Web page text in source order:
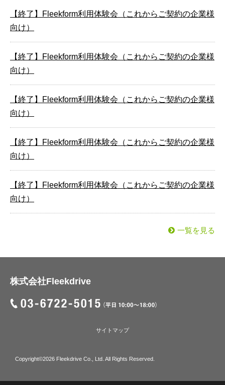
【終了】Fleekform利用体験会（これからご契約の企業様
向け）
【終了】Fleekform利用体験会（これからご契約の企業様
向け）
【終了】Fleekform利用体験会（これからご契約の企業様
向け）
【終了】Fleekform利用体験会（これからご契約の企業様
向け）
【終了】Fleekform利用体験会（これからご契約の企業様
向け）
一覧を見る
株式会社Fleekdrive
サイトマップ
Copyright©2026 Fleekdrive Co., Ltd. All Rights Reserved.